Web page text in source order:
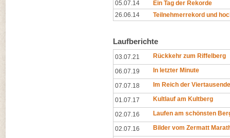
05.07.14
Ein Tag der Rekorde
26.06.14
Teilnehmerrekord und
Laufberichte
03.07.21 Rückkehr zum Riffelberg
06.07.19 In letzter Minute
07.07.18 Im Reich der
01.07.17 Kultlauf am Kultberg
02.07.16 Laufen am schönsten
02.07.16 Bilder vom Zermatt